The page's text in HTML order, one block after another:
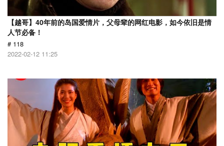
【越哥】40年前的岛国爱情片，父母辈的网红电影，如今依旧是情
人节必备！
# 118
2022-02-12 11:25